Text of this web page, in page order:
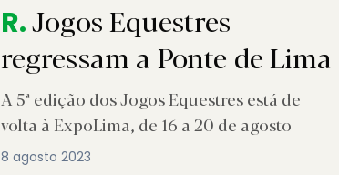
R.Jogos Equestres
regressam a Ponte de Lima
A 5ª edição dos Jogos Equestres está de
volta à ExpoLima, de 16 a 20 de agosto
8 agosto 2023